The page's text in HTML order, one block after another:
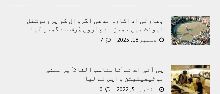
بھارتی اداکارہ ندھی اگروال کو پروموشنل
ایونٹ میں بھیڑ نے چاروں طرف سے گھیر لیا
دسمبر 18, 2025 7
پی آئی اے نے ’نامناسب الفاظ‘ پر مبنی
نوٹیفیکیشن واپس لے لیا
اکتوبر 5, 2022 0